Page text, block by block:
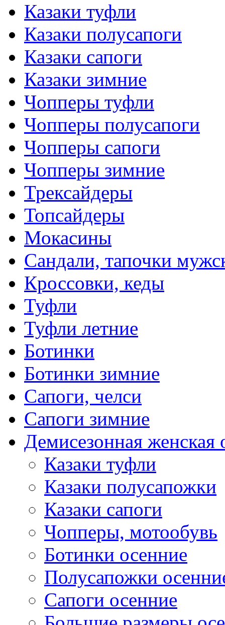
Казаки туфли
Казаки полусапоги
Казаки сапоги
Казаки зимние
Чопперы туфли
Чопперы полусапоги
Чопперы сапоги
Чопперы зимние
Трексайдеры
Топсайдеры
Мокасины
Сандали, тапочки
Кроссовки, кеды
Туфли
Туфли летние
Ботинки
Ботинки зимние
Сапоги, челси
Сапоги зимние
Демисезонная женская
Казаки туфли
Казаки полусапожки
Казаки сапоги
Чопперы, мотообувь
Ботинки осенние
Полусапожки
Сапоги осенние